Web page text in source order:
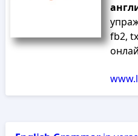
fb2,